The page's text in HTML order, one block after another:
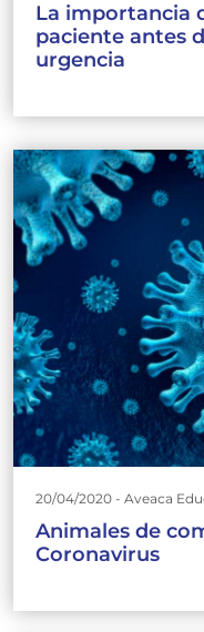
La importancia
paciente antes
urgencia
20/04/2020 - Aveaca
Animales de
Coronavirus